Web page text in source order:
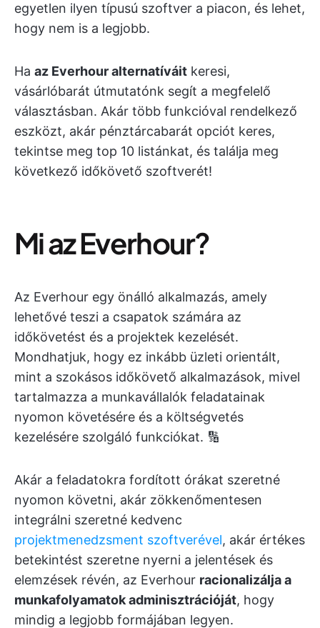
egyetlen ilyen típusú szoftver a piacon, és lehet,
hogy nem is a legjobb.
Ha az Everhour alternatíváit keresi,
vásárlóbarát útmutatónk segít a megfelelő
választásban. Akár több funkcióval rendelkező
eszközt, akár pénztárcabarát opciót keres,
tekintse meg top 10 listánkat, és találja meg
következő időkövető szoftverét!
Mi az Everhour?
Az Everhour egy önálló alkalmazás, amely
lehetővé teszi a csapatok számára az
időkövetést és a projektek kezelését.
Mondhatjuk, hogy ez inkább üzleti orientált,
mint a szokásos időkövető alkalmazások, mivel
tartalmazza a munkavállalók feladatainak
nyomon követésére és a költségvetés
kezelésére szolgáló funkciókat. 🔢
Akár a feladatokra fordított órákat szeretné
nyomon követni, akár zökkenőmentesen
integrálni szeretné kedvenc
projektmenedzsment szoftverével, akár értékes
betekintést szeretne nyerni a jelentések és
elemzések révén, az Everhour racionalizálja a
munkafolyamatok adminisztrációját, hogy
mindig a legjobb formájában legyen.